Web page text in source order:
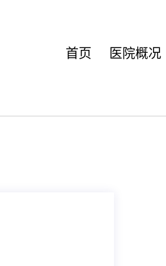
首页 医院概况